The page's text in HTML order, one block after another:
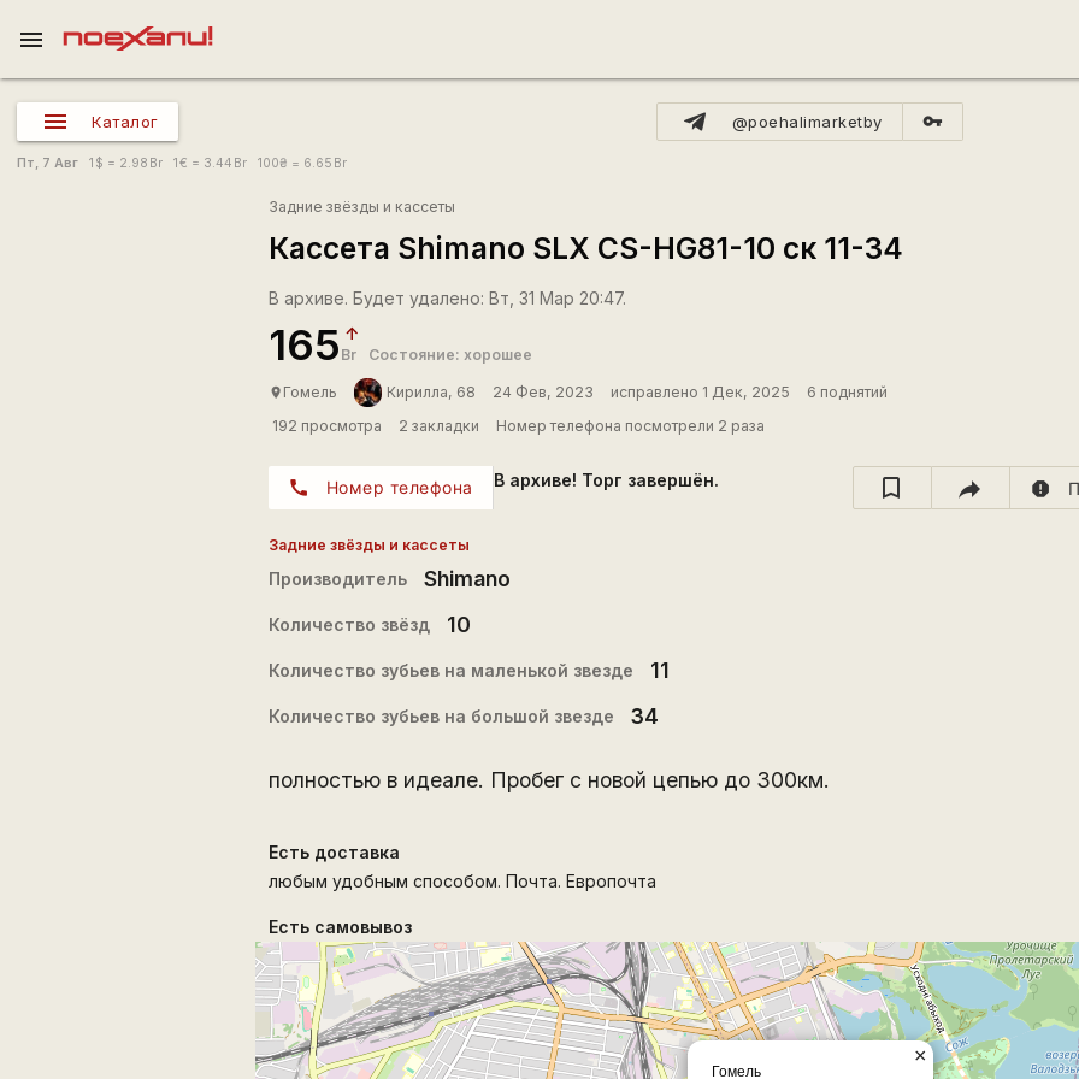
menu
Каталог @poehalimarketby vpn_key
Пт, 7 Авг 1 $ = 2.98 Br 1€ = 3.44 Br 100₴ = 6.65 Br
Задние звёзды и кассеты
Кассета Shimano SLX CS-HG81-10 ск 11-34
В архиве. Будет удалено: Вт, 31 Мар 20:47.
165 Br Состояние: хорошее
place Гомель Кирилла, 68 24 Фев, 2023 исправлено 1 Дек, 2025
6 поднятий
192 просмотра
2 закладки Номер телефона посмотрели 2 раза
call Номер телефона В архиве! Торг завершён. report
Задние звёзды и кассеты
Производитель Shimano
Количество звёзд 10
Количество зубьев на маленькой звезде 11
Количество зубьев на большой звезде 34
полностью в идеале. Пробег с новой цепью до 300км.
Есть доставка
любым удобным способом. Почта. Европочта
Есть самовывоз
Гомель
×